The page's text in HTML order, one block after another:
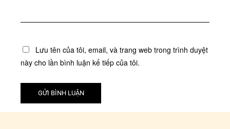
Lưu tên của tôi, email, và trang web trong trình duyệt
này cho lần bình luận kế tiếp của tôi.